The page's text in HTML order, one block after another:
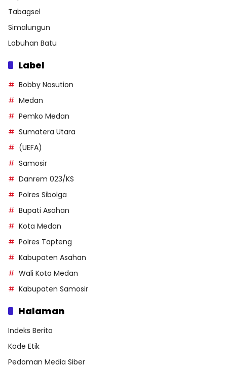
Tabagsel
Simalungun
Labuhan Batu
Label
Bobby Nasution
Medan
Pemko Medan
Sumatera Utara
(UEFA)
Samosir
Danrem 023/KS
Polres Sibolga
Bupati Asahan
Kota Medan
Polres Tapteng
Kabupaten Asahan
Wali Kota Medan
Kabupaten Samosir
Halaman
Indeks Berita
Kode Etik
Pedoman Media Siber